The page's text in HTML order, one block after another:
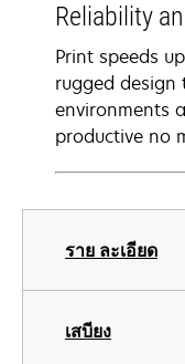
ราย ละเอียด
เสบียง
Reliability
Print speeds
rugged design
environments
productive no